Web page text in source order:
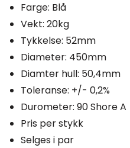
Farge: Blå
Vekt: 20kg
Tykkelse: 52mm
Diameter: 450mm
Diamter hull: 50,4mm
Toleranse: +/- 0,2%
Durometer: 90 Shore A
Pris per stykk
Selges i par